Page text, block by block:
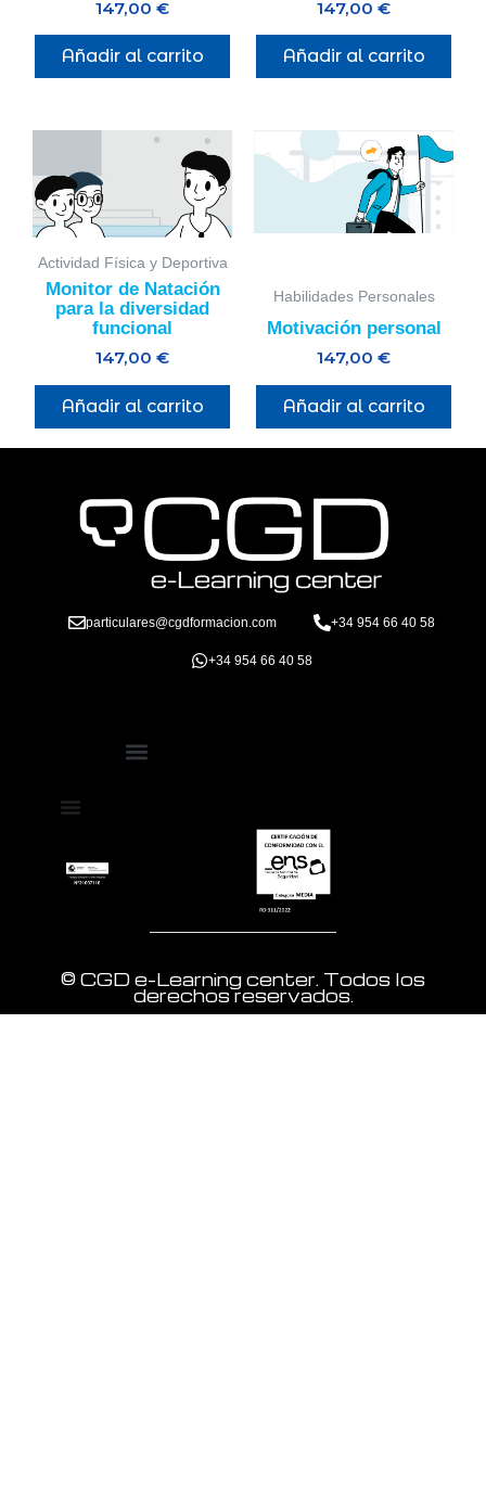
147,00 €
Añadir al carrito
147,00 €
Añadir al carrito
Actividad Física y Deportiva
Monitor de Natación
para la diversidad
funcional
147,00 €
Añadir al carrito
Habilidades Personales
Motivación personal
147,00 €
Añadir al carrito
particulares@cgdformacion.com +34 954 66 40 58
+34 954 66 40 58
© CGD e-Learning center. Todos los
derechos reservados.